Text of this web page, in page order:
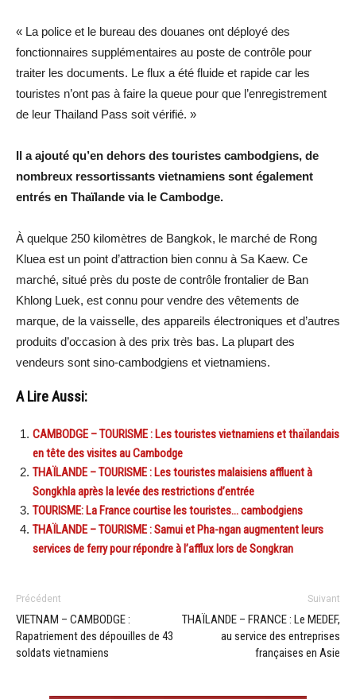
« La police et le bureau des douanes ont déployé des
fonctionnaires supplémentaires au poste de contrôle pour
traiter les documents. Le flux a été fluide et rapide car les
touristes n’ont pas à faire la queue pour que l’enregistrement
de leur Thailand Pass soit vérifié. »
Il a ajouté qu’en dehors des touristes cambodgiens, de
nombreux ressortissants vietnamiens sont également
entrés en Thaïlande via le Cambodge.
À quelque 250 kilomètres de Bangkok, le marché de Rong
Kluea est un point d’attraction bien connu à Sa Kaew. Ce
marché, situé près du poste de contrôle frontalier de Ban
Khlong Luek, est connu pour vendre des vêtements de
marque, de la vaisselle, des appareils électroniques et d’autres
produits d’occasion à des prix très bas. La plupart des
vendeurs sont sino-cambodgiens et vietnamiens.
A Lire Aussi:
CAMBODGE – TOURISME : Les touristes vietnamiens et thaïlandais
en tête des visites au Cambodge
THAÏLANDE – TOURISME : Les touristes malaisiens affluent à
Songkhla après la levée des restrictions d’entrée
TOURISME: La France courtise les touristes… cambodgiens
THAÏLANDE – TOURISME : Samui et Pha-ngan augmentent leurs
services de ferry pour répondre à l’afflux lors de Songkran
Précédent
VIETNAM – CAMBODGE :
Rapatriement des dépouilles de 43
soldats vietnamiens
Suivant
THAÏLANDE – FRANCE : Le MEDEF,
au service des entreprises
françaises en Asie